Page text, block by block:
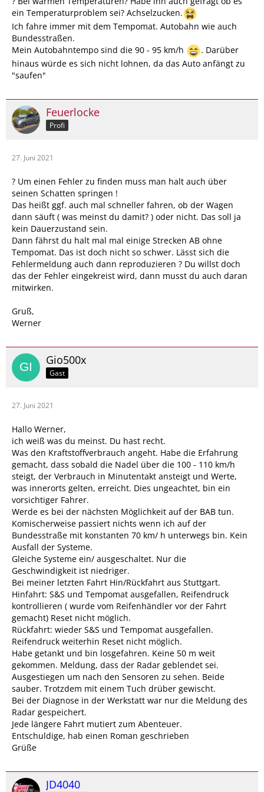
ein Temperaturproblem sei? Achselzucken.
Ich fahre immer mit dem Tempomat. Autobahn wie auch
Bundesstraßen.
Mein Autobahntempo sind die 90 - 95 km/h
. Darüber
hinaus würde es sich nicht lohnen, da das Auto anfängt zu
"saufen"
Feuerlocke
Profi
27. Juni 2021
? Um einen Fehler zu finden muss man halt auch über
seinen Schatten springen !
Das heißt ggf. auch mal schneller fahren, ob der Wagen
dann säuft ( was meinst du damit? ) oder nicht. Das soll ja
kein Dauerzustand sein.
Dann fährst du halt mal mal einige Strecken AB ohne
Tempomat. Das ist doch nicht so schwer. Lässt sich die
Fehlermeldung auch dann reproduzieren ? Du willst doch
das der Fehler eingekreist wird, dann musst du auch daran
mitwirken.
Gruß,
Werner
Gio500x
Gast
27. Juni 2021
Hallo Werner,
ich weiß was du meinst. Du hast recht.
Was den Kraftstoffverbrauch angeht. Habe die Erfahrung
gemacht, dass sobald die Nadel über die 100 - 110 km/h
steigt, der Verbrauch in Minutentakt ansteigt und Werte,
was innerorts gelten, erreicht. Dies ungeachtet, bin ein
vorsichtiger Fahrer.
Werde es bei der nächsten Möglichkeit auf der BAB tun.
Komischerweise passiert nichts wenn ich auf der
Bundesstraße mit konstanten 70 km/ h unterwegs bin. Kein
Ausfall der Systeme.
Gleiche Systeme ein/ ausgeschaltet. Nur die
Geschwindigkeit ist niedriger.
Bei meiner letzten Fahrt Hin/Rückfahrt aus Stuttgart.
Hinfahrt: S&S und Tempomat ausgefallen, Reifendruck
kontrollieren ( wurde vom Reifenhändler vor der Fahrt
gemacht) Reset nicht möglich.
Rückfahrt: wieder S&S und Tempomat ausgefallen.
Reifendruck weiterhin Reset nicht möglich.
Habe getankt und bin losgefahren. Keine 50 m weit
gekommen. Meldung, dass der Radar geblendet sei.
Ausgestiegen um nach den Sensoren zu sehen. Beide
sauber. Trotzdem mit einem Tuch drüber gewischt.
Bei der Diagnose in der Werkstatt war nur die Meldung des
Radar gespeichert.
Jede längere Fahrt mutiert zum Abenteuer.
Entschuldige, hab einen Roman geschrieben
Grüße
JD4040